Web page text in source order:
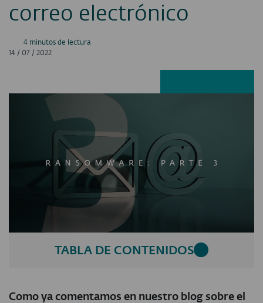
correo electrónico
4 minutos de lectura
14 / 07 / 2022
TABLA DE CONTENIDOS
Como ya comentamos en nuestro blog sobre el